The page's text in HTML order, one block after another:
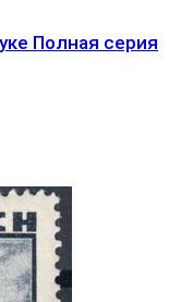
Полная серия